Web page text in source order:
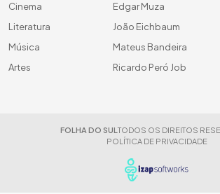
Cinema
Literatura
Música
Artes
Edgar Muza
João Eichbaum
Mateus Bandeira
Ricardo Peró Job
FOLHA DO SUL TODOS OS DIREITOS
POLÍTICA DE PRIVACIDADE